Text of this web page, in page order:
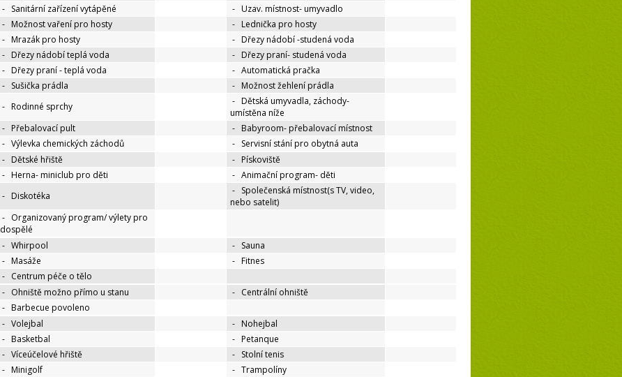
- Sanitární zařízení vytápěné - Uzav. místnost- umyvadlo
- Možnost vaření pro hosty - Lednička pro hosty
- Mrazák pro hosty - Dřezy nádobí -studená voda
- Dřezy nádobí teplá voda - Dřezy praní- studená voda
- Dřezy praní - teplá voda - Automatická pračka
- Sušička prádla - Možnost žehlení prádla
- Rodinné sprchy - Dětská umyvadla, záchody-
umístěna níže
- Přebalovací pult - Babyroom- přebalovací místnost
- Výlevka chemických záchodů - Servisní stání pro obytná auta
- Dětské hřiště - Pískoviště
- Herna- miniclub pro děti - Animační program- děti
- Diskotéka - Společenská místnost(s TV, video,
nebo satelit)
- Organizovaný program/ výlety pro
dospělé
- Whirpool - Sauna
- Masáže - Fitnes
- Centrum péče o tělo
- Ohniště možno přímo u stanu - Centrální ohniště
- Barbecue povoleno
- Volejbal - Nohejbal
- Basketbal - Petanque
- Víceúčelové hřiště - Stolní tenis
- Minigolf - Trampolíny